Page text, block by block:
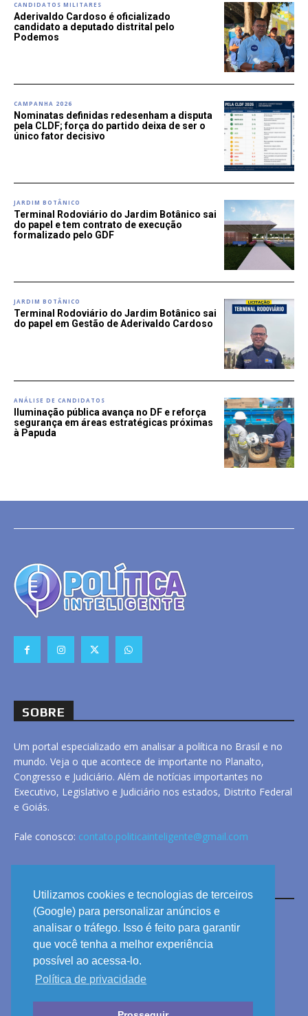
Utilizamos cookies e tecnologias de terceiros
(Google) para personalizar anúncios e
analisar o tráfego. Isso é feito para garantir
que você tenha a melhor experiência
possível ao acessa-lo.
Política de privacidade
CANDIDATOS MILITARES
Aderivaldo Cardoso é oficializado
candidato a deputado distrital pelo
Podemos
CAMPANHA 2026
Nominatas definidas redesenham a disputa
pela CLDF; força do partido deixa de ser o
único fator decisivo
JARDIM BOTÂNICO
Terminal Rodoviário do Jardim Botânico sai
do papel e tem contrato de execução
formalizado pelo GDF
JARDIM BOTÂNICO
Terminal Rodoviário do Jardim Botânico sai
do papel em Gestão de Aderivaldo Cardoso
ANÁLISE DE CANDIDATOS
Iluminação pública avança no DF e reforça
segurança em áreas estratégicas próximas
à Papuda
SOBRE
Um portal especializado em analisar a política no Brasil e no
mundo. Veja o que acontece de importante no Planalto,
Congresso e Judiciário. Além de notícias importantes no
Executivo, Legislativo e Judiciário nos estados, Distrito Federal
e Goiás.
Fale conosco: contato.politicainteligente@gmail.com
LINKS
ANUNCIE
PRIVACIDADE
CONTATO